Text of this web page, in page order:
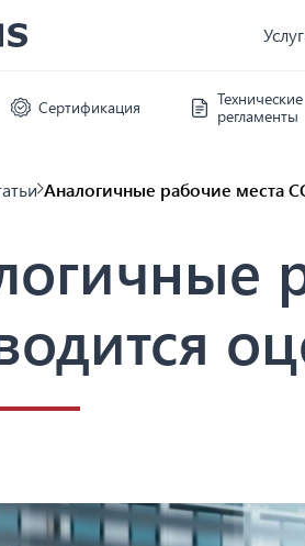
Сертификация
Технические
регламенты
Аналогичные рабочие места